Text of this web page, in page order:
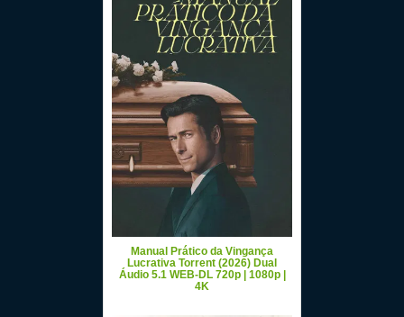
Manual Prático da Vingança
Lucrativa Torrent (2026) Dual
Áudio 5.1 WEB-DL 720p | 1080p |
4K